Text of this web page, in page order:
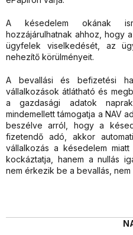
A késedelem okának
hozzájárulhatnak ahhoz, hogy
ügyfelek viselkedését, az
nehezítő körülményeit.
A bevallási és befizetési
vállalkozások átlátható és
a gazdasági adatok
mindemellett támogatja a NAV
beszélve arról, hogy a
fizetendő adó, akkor
vállalkozás a késedelem
kockáztatja, hanem a nullás
nem érkezik be a bevallás,